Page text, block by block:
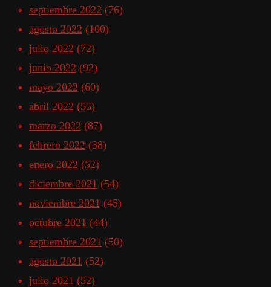
septiembre 2022 (76)
agosto 2022 (100)
julio 2022 (72)
junio 2022 (92)
mayo 2022 (60)
abril 2022 (55)
marzo 2022 (87)
febrero 2022 (38)
enero 2022 (52)
diciembre 2021 (54)
noviembre 2021 (45)
octubre 2021 (44)
septiembre 2021 (50)
agosto 2021 (52)
julio 2021 (52)